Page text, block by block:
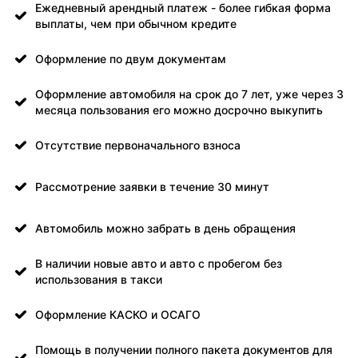
Ежедневный арендный платеж - более гибкая форма
выплаты, чем при обычном кредите
Оформление по двум документам
Оформление автомобиля на срок до 7 лет, уже через 3
месяца пользования его можно досрочно выкупить
Отсутствие первоначального взноса
Рассмотрение заявки в течение 30 минут
Автомобиль можно забрать в день обращения
В наличии новые авто и авто с пробегом без
использования в такси
Оформление КАСКО и ОСАГО
Помощь в получении полного пакета документов для